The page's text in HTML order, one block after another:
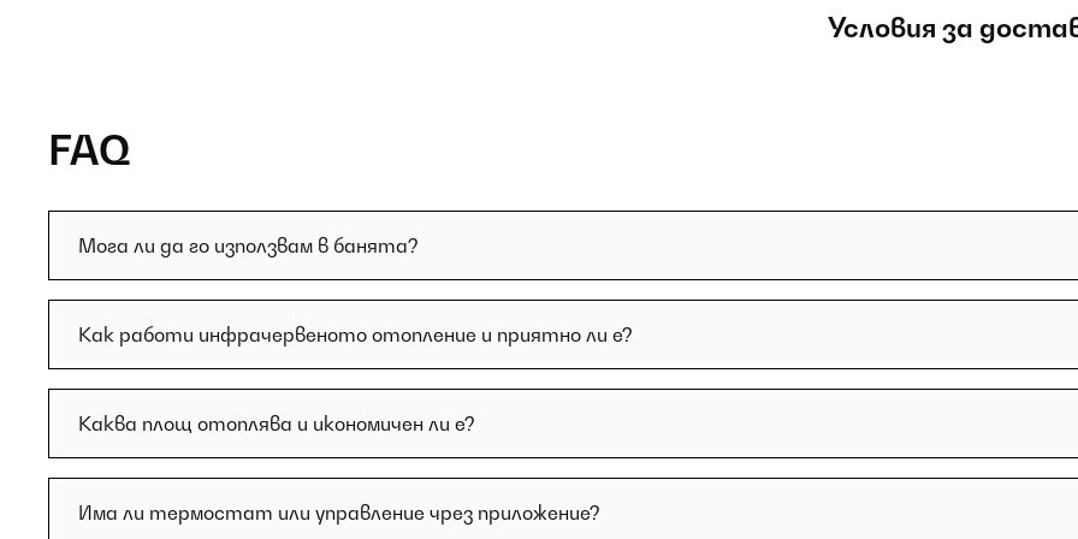
Условия за
FAQ
Мога ли да го използвам в банята?
Как работи инфрачервеното отопление и приятно ли е?
Каква площ отоплява и икономичен ли е?
Има ли термостат или управление чрез приложение?